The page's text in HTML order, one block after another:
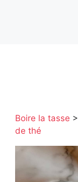
Boire la tasse >
de thé